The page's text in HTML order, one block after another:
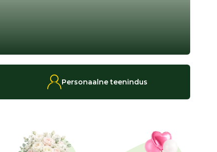
Personaalne teenindus